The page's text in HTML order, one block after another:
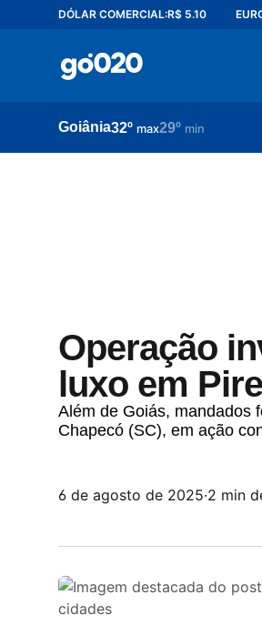
DÓLAR COMERCIAL:R$ 5.10
Goiânia32º max29º min
Operação
luxo em
Além de Goiás, mandados
Chapecó (SC), em ação
6 de agosto de 2025·2 min
acontece agora
esporte